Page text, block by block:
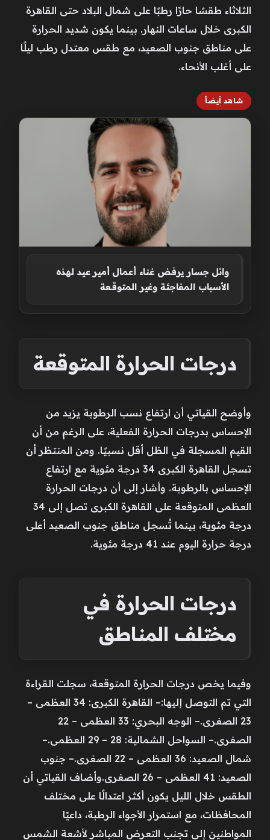
الثلاثاء طقسًا حارًا رطبًا على شمال البلاد حتى القاهرة
الكبرى خلال ساعات النهار. بينما يكون شديد الحرارة
على مناطق جنوب الصعيد، مع طقس معتدل رطب ليلًا
على أغلب الأنحاء.
شاهد أيضاً
وائل جسار يرفض غناء أعمال أمير عيد لهذه
الأسباب المفاجئة وغير المتوقعة
درجات الحرارة المتوقعة
وأوضح القياتي أن ارتفاع نسب الرطوبة يزيد من
الإحساس بدرجات الحرارة الفعلية، على الرغم من أن
القيم المسجلة في الظل أقل نسبيًا. ومن المنتظر أن
تسجل القاهرة الكبرى 34 درجة مئوية مع ارتفاع
الإحساس بالرطوبة. وأشار إلى أن درجات الحرارة
العظمى المتوقعة على القاهرة الكبرى تصل إلى 34
درجة مئوية، بينما تُسجل مناطق جنوب الصعيد أعلى
درجة حرارة اليوم عند 41 درجة مئوية.
درجات الحرارة في
مختلف المناطق
وفيما يخص درجات الحرارة المتوقعة، سجلت القراءة
التي تم التوصل إليها:– القاهرة الكبرى: 34 العظمى –
23 الصغرى.– الوجه البحري: 33 العظمى – 22
الصغرى.– السواحل الشمالية: 28 – 29 العظمى.–
شمال الصعيد: 36 العظمى – 22 الصغرى.– جنوب
الصعيد: 41 العظمى – 26 الصغرى.وأضاف القياتي أن
الطقس خلال الليل يكون أكثر اعتدالًا على مختلف
المحافظات، مع استمرار الأجواء الرطبة، داعيًا
المواطنين إلى تجنب التعرض المباشر لأشعة الشمس